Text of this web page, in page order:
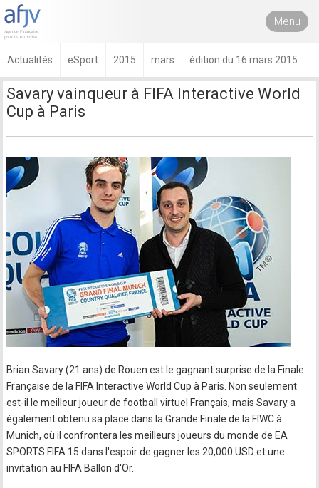
Menu
Actualités eSport 2015 mars édition du 16 mars 2015
Savary vainqueur à FIFA Interactive World
Cup à Paris
Brian Savary (21 ans) de Rouen est le gagnant surprise de la Finale
Française de la FIFA Interactive World Cup à Paris. Non seulement
est-il le meilleur joueur de football virtuel Français, mais Savary a
également obtenu sa place dans la Grande Finale de la FIWC à
Munich, où il confrontera les meilleurs joueurs du monde de EA
SPORTS FIFA 15 dans l'espoir de gagner les 20,000 USD et une
invitation au FIFA Ballon d'Or.